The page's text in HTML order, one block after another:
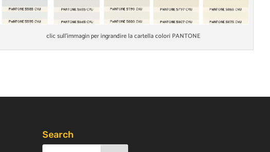
clic sull’immagin per ingrandire la cartella colori PANTONE
Search